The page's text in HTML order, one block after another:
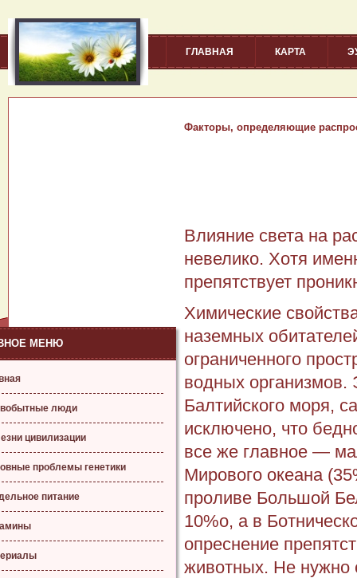
ГЛАВНАЯ КАРТА
МЕНЮ
люди
цивилизации
проблемы генетики
питание
Факторы, определяющие
Влияние света на
невелико. Хотя
препятствует
Химические
наземных
ограниченного
вод­ных
Балтийского моря,
исключено, что
все же главное —
Мирового океана
проливе Большой
10%о, а в
опреснение
животных. Не нужно